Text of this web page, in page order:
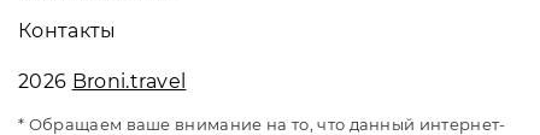
Контакты
2026 Broni.travel
* Обращаем ваше внимание на то, что данный интернет-